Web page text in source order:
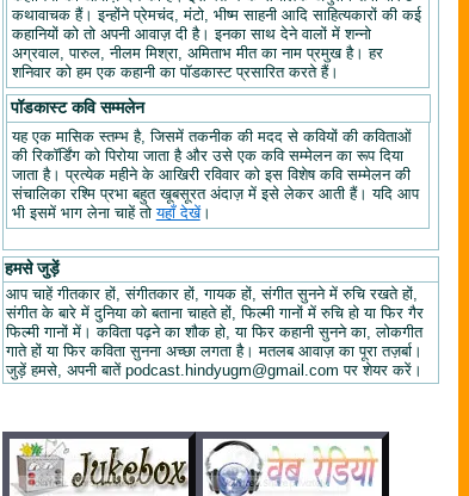
कथावाचक हैं। इन्होंने प्रेमचंद, मंटो, भीष्म साहनी आदि साहित्यकारों की कई
कहानियों को तो अपनी आवाज़ दी है। इनका साथ देने वालों में शन्नो
अग्रवाल, पारुल, नीलम मिश्रा, अमिताभ मीत का नाम प्रमुख है। हर
शनिवार को हम एक कहानी का पॉडकास्ट प्रसारित करते हैं।
पॉडकास्ट कवि सम्मलेन
यह एक मासिक स्तम्भ है, जिसमें तकनीक की मदद से कवियों की कविताओं
की रिकॉर्डिंग को पिरोया जाता है और उसे एक कवि सम्मेलन का रूप दिया
जाता है। प्रत्येक महीने के आखिरी रविवार को इस विशेष कवि सम्मेलन की
संचालिका रश्मि प्रभा बहुत खूबसूरत अंदाज़ में इसे लेकर आती हैं। यदि आप
भी इसमें भाग लेना चाहें तोयहाँ देखें।
हमसे जुड़ें
आप चाहें गीतकार हों, संगीतकार हों, गायक हों, संगीत सुनने में रुचि रखते हों,
संगीत के बारे में दुनिया को बताना चाहते हों, फिल्मी गानों में रुचि हो या फिर गैर
फिल्मी गानों में। कविता पढ़ने का शौक हो, या फिर कहानी सुनने का, लोकगीत
गाते हों या फिर कविता सुनना अच्छा लगता है। मतलब आवाज़ का पूरा तज़र्बा।
जुड़ें हमसे, अपनी बातें podcast.hindyugm@gmail.com पर शेयर करें।